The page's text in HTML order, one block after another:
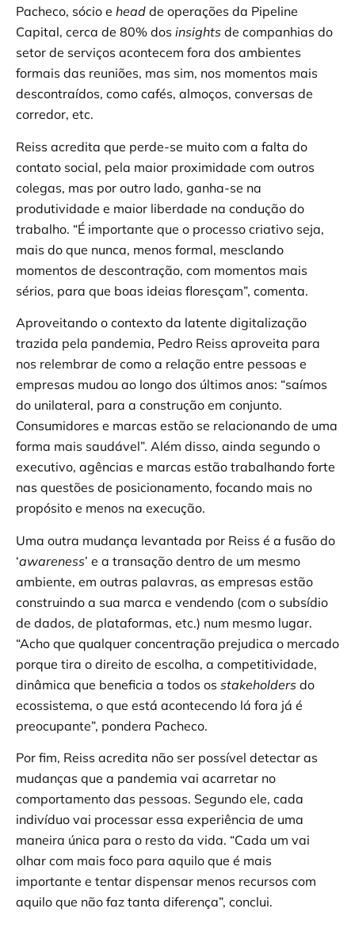
Pacheco, sócio e head de operações da Pipeline
Capital, cerca de 80% dos insights de companhias do
setor de serviços acontecem fora dos ambientes
formais das reuniões, mas sim, nos momentos mais
descontraídos, como cafés, almoços, conversas de
corredor, etc.
Reiss acredita que perde-se muito com a falta do
contato social, pela maior proximidade com outros
colegas, mas por outro lado, ganha-se na
produtividade e maior liberdade na condução do
trabalho. “É importante que o processo criativo seja,
mais do que nunca, menos formal, mesclando
momentos de descontração, com momentos mais
sérios, para que boas ideias floresçam”, comenta.
Aproveitando o contexto da latente digitalização
trazida pela pandemia, Pedro Reiss aproveita para
nos relembrar de como a relação entre pessoas e
empresas mudou ao longo dos últimos anos: “saímos
do unilateral, para a construção em conjunto.
Consumidores e marcas estão se relacionando de uma
forma mais saudável”. Além disso, ainda segundo o
executivo, agências e marcas estão trabalhando forte
nas questões de posicionamento, focando mais no
propósito e menos na execução.
Uma outra mudança levantada por Reiss é a fusão do
‘awareness’ e a transação dentro de um mesmo
ambiente, em outras palavras, as empresas estão
construindo a sua marca e vendendo (com o subsídio
de dados, de plataformas, etc.) num mesmo lugar.
“Acho que qualquer concentração prejudica o mercado
porque tira o direito de escolha, a competitividade,
dinâmica que beneficia a todos os stakeholders do
ecossistema, o que está acontecendo lá fora já é
preocupante”, pondera Pacheco.
Por fim, Reiss acredita não ser possível detectar as
mudanças que a pandemia vai acarretar no
comportamento das pessoas. Segundo ele, cada
indivíduo vai processar essa experiência de uma
maneira única para o resto da vida. “Cada um vai
olhar com mais foco para aquilo que é mais
importante e tentar dispensar menos recursos com
aquilo que não faz tanta diferença”, conclui.